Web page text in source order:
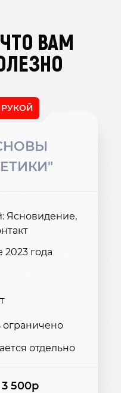
ВАМ
500р
Ясновидение,
года
РУКОЙ
ограничено
отдельно